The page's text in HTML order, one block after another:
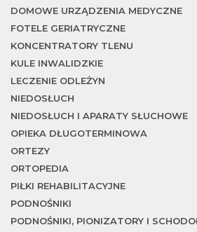
DOMOWE URZĄDZENIA MEDYCZNE
FOTELE GERIATRYCZNE
KONCENTRATORY TLENU
KULE INWALIDZKIE
LECZENIE ODLEŻYN
NIEDOSŁUCH
NIEDOSŁUCH I APARATY SŁUCHOWE
OPIEKA DŁUGOTERMINOWA
ORTEZY
ORTOPEDIA
PIŁKI REHABILITACYJNE
PODNOŚNIKI
PODNOŚNIKI, PIONIZATORY I